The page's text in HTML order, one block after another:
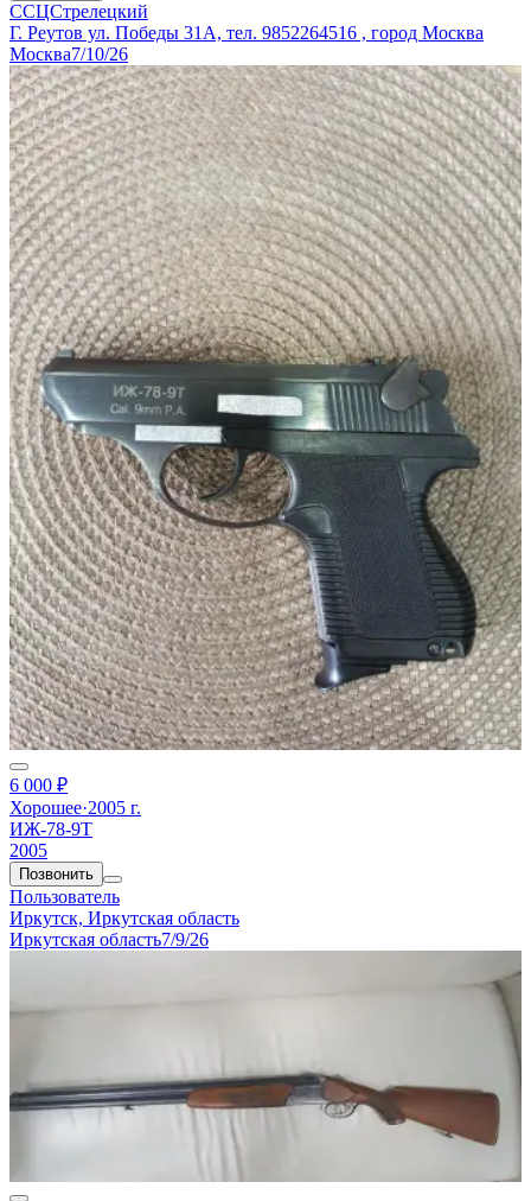
ССЦСтрелецкий
Г. Реутов ул. Победы 31А, тел. 9852264516 , город Москва
Москва7/10/26
6 000 ₽
Хорошее·2005 г.
ИЖ-78-9Т
2005
Позвонить
Пользователь
Иркутск, Иркутская область
Иркутская область7/9/26